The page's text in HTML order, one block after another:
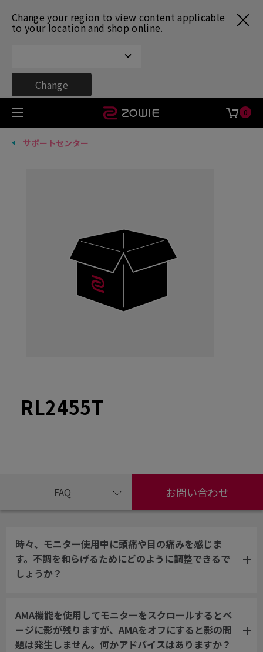
Change your region to view content applicable
to your location and shop online.
Change
0
サポートセンター
RL2455T
FAQ お問い合わせ
時々、モニター使用中に頭痛や目の痛みを感じま
す。不調を和らげるためにどのように調整できるで
しょうか？
AMA機能を使用してモニターをスクロールするとペ
ージに影が残りますが、AMAをオフにすると影の問
題は発生しません。何かアドバイスはありますか？